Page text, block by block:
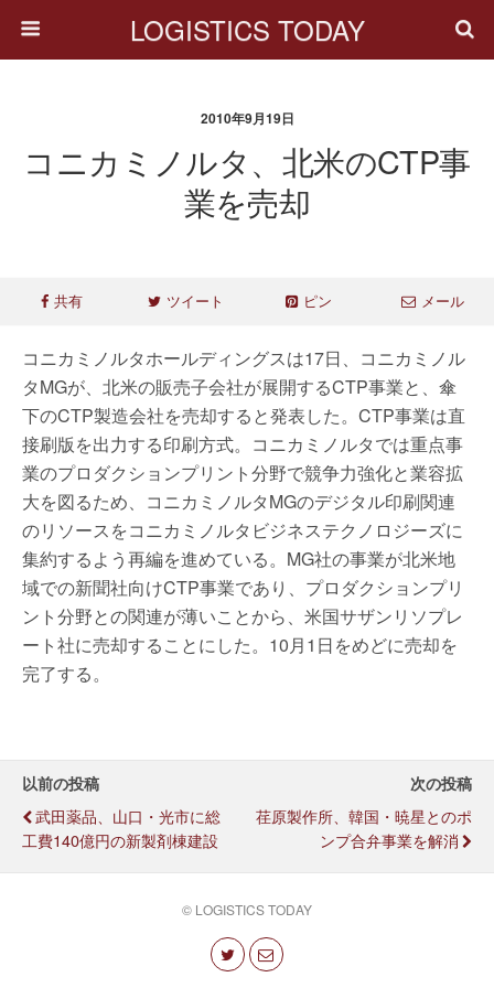
LOGISTICS TODAY
2010年9月19日
コニカミノルタ、北米のCTP事
業を売却
共有 ツイート ピン メール
コニカミノルタホールディングスは17日、コニカミノル
タMGが、北米の販売子会社が展開するCTP事業と、傘
下のCTP製造会社を売却すると発表した。CTP事業は直
接刷版を出力する印刷方式。コニカミノルタでは重点事
業のプロダクションプリント分野で競争力強化と業容拡
大を図るため、コニカミノルタMGのデジタル印刷関連
のリソースをコニカミノルタビジネステクノロジーズに
集約するよう再編を進めている。MG社の事業が北米地
域での新聞社向けCTP事業であり、プロダクションプリ
ント分野との関連が薄いことから、米国サザンリソプレ
ート社に売却することにした。10月1日をめどに売却を
完了する。
以前の投稿
武田薬品、山口・光市に総
工費140億円の新製剤棟建設
次の投稿
荏原製作所、韓国・暁星とのポ
ンプ合弁事業を解消
© LOGISTICS TODAY